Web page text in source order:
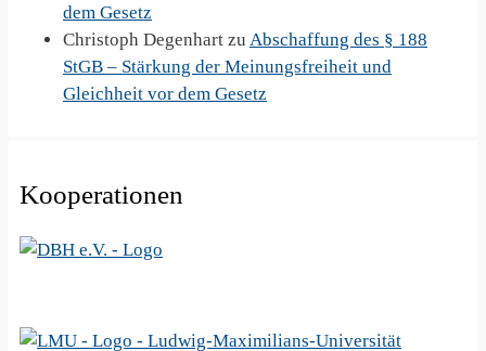
dem Gesetz
Christoph Degenhart zu Abschaffung des § 188
StGB – Stärkung der Meinungsfreiheit und
Gleichheit vor dem Gesetz
Kooperationen